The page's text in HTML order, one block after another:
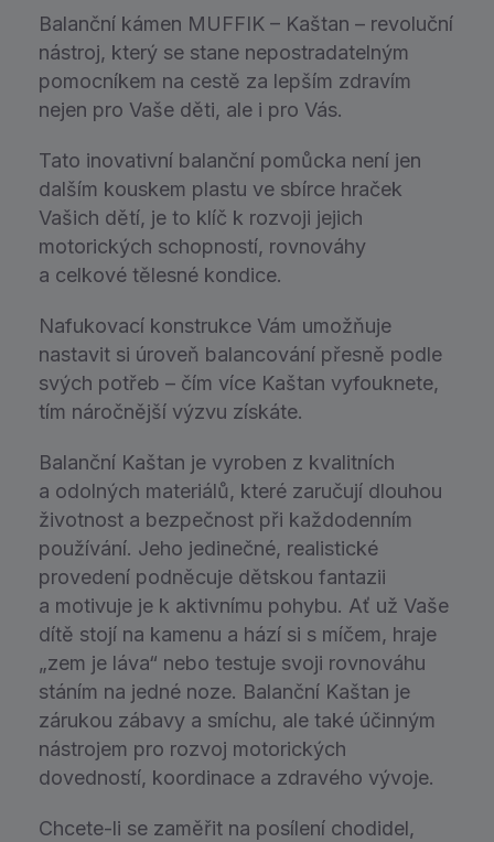
Balanční kámen MUFFIK – Kaštan – revoluční
nástroj, který se stane nepostradatelným
pomocníkem na cestě za lepším zdravím
nejen pro Vaše děti, ale i pro Vás.
Tato inovativní balanční pomůcka není jen
dalším kouskem plastu ve sbírce hraček
Vašich dětí, je to klíč k rozvoji jejich
motorických schopností, rovnováhy
a celkové tělesné kondice.
Nafukovací konstrukce Vám umožňuje
nastavit si úroveň balancování přesně podle
svých potřeb – čím více Kaštan vyfouknete,
tím náročnější výzvu získáte.
Balanční Kaštan je vyroben z kvalitních
a odolných materiálů, které zaručují dlouhou
životnost a bezpečnost při každodenním
používání. Jeho jedinečné, realistické
provedení podněcuje dětskou fantazii
a motivuje je k aktivnímu pohybu. Ať už Vaše
dítě stojí na kamenu a hází si s míčem, hraje
„zem je láva“ nebo testuje svoji rovnováhu
stáním na jedné noze. Balanční Kaštan je
zárukou zábavy a smíchu, ale také účinným
nástrojem pro rozvoj motorických
dovedností, koordinace a zdravého vývoje.
Chcete-li se zaměřit na posílení chodidel,